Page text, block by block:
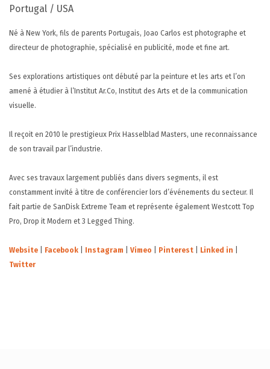
Portugal / USA
Né à New York, fils de parents Portugais, Joao Carlos est photographe et
directeur de photographie, spécialisé en publicité, mode et fine art.
Ses explorations artistiques ont débuté par la peinture et les arts et l’on
amené à étudier à l’Institut Ar.Co, Institut des Arts et de la communication
visuelle.
Il reçoit en 2010 le prestigieux Prix Hasselblad Masters, une reconnaissance
de son travail par l’industrie.
Avec ses travaux largement publiés dans divers segments, il est
constamment invité à titre de conférencier lors d’événements du secteur. Il
fait partie de SanDisk Extreme Team et représente également Westcott Top
Pro, Drop it Modern et 3 Legged Thing.
Website Facebook Instagram Vimeo Pinterest Linked in
Twitter